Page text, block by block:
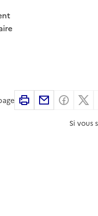
ImprimerPartager
Si vous